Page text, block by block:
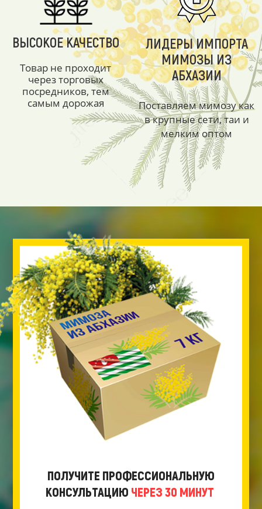
ВЫСОКОЕ КАЧЕСТВО
Товар не проходит
через торговых
посредников, тем
самым дорожая
ЛИДЕРЫ ИМПОРТА
МИМОЗЫ ИЗ
АБХАЗИИ
Поставляем мимозу как
в крупные сети, таи и
мелким оптом
ПОЛУЧИТЕ ПРОФЕССИОНАЛЬНУЮ
КОНСУЛЬТАЦИЮ ЧЕРЕЗ 30 МИНУТ